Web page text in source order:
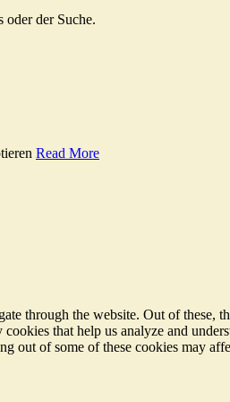
oder der Suche.
Read More
through the website. Out of these,
that help us analyze and
out of some of these cookies may